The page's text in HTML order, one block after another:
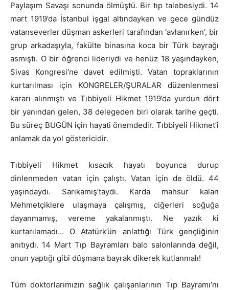
Paylaşım Savaşı sonunda ölmüştü. Bir tıp talebesiydi. 14
mart 1919’da İstanbul işgal altındayken ve gece gündüz
vatanseverler düşman askerleri tarafından ‘avlanırken’, bir
grup arkadaşıyla, fakülte binasına koca bir Türk bayrağı
asmıştı. O bir öğrenci lideriydi ve henüz 18 yaşındayken,
Sivas Kongresi’ne davet edilmişti. Vatan topraklarının
kurtarılması için KONGRELER/ŞURALAR düzenlenmesi
kararı alınmıştı ve Tıbbiyeli Hikmet 1919’da yurdun dört
bir yanından gelen, 38 delegeden biri olarak tarihe geçti.
Bu süreç BUGÜN için hayati önemdedir. Tıbbiyeli Hikmet’i
anlamak da yol göstericidir.
Tıbbiyeli Hikmet kısacık hayatı boyunca durup
dinlenmeden vatan için çalıştı. Vatan için de öldü. 44
yaşındaydı. Sarıkamış’taydı. Karda mahsur kalan
Mehmetçiklere ulaşmaya çalışmış, ciğerleri soğuğa
dayanmamış, vereme yakalanmıştı. Ne yazık ki
kurtarılamadı… O Atatürk’ün anlattığı Türk gençliğinin
anıtıydı. 14 Mart Tıp Bayramları balo salonlarında değil,
onun yaptığı gibi düşmana bayrak dikerek kutlanmalı!
Tüm doktorlarımızın sağlık çalışanlarının Tıp Bayramı’nı